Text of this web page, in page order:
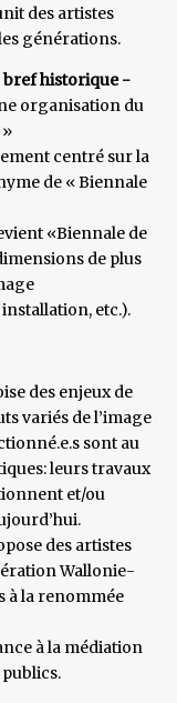
des artistes
générations.
bref historique -
organisation du
centré sur la
de « Biennale
«Biennale de
de plus
etc.).
des enjeux de
variés de l’image
sont au
leurs travaux
et/ou
des artistes
Wallonie-
à la renommée
à la médiation
publics.